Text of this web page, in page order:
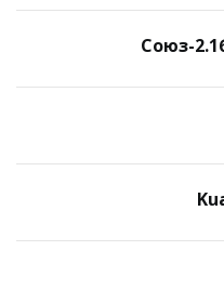
Союз-